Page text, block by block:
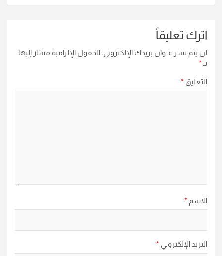
اترك تعليقاً
لن يتم نشر عنوان بريدك الإلكتروني. الحقول الإلزامية مشار إليها
بـ *
التعليق *
الاسم *
البريد الإلكتروني *